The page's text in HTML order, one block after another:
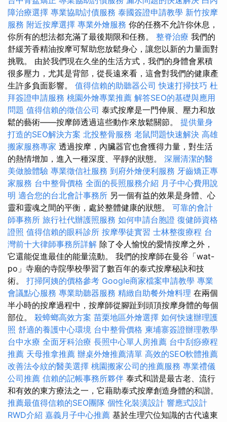
障治療選擇 專業協助討債服務 泰國簽證申請教學 新竹按摩
服務 附近按摩選擇 專業外燴服務 你的任務不允許你休息，
你所有的想法都充滿了最後期限和任務。 整脊治療 我們的
舒緩芳香精油按摩可幫助您放鬆身心，讓您以新的力量面對
挑戰。 由於我們現在久坐的生活方式，我們的身體會累積
很多壓力，尤其是背部，從長遠來看，這會對我們的健康產
生許多負面影響。 值得信賴的助聽器公司 快速打掃技巧 杜
拜簽證申請服務 桃園外燴專業推薦 解答SEO的基礎與應用
問題 值得信賴的徵信公司 泰式按摩是一門伸展、壓力和放
鬆的藝術——按摩師透過這些動作來放鬆關節。 提供量身
打造的SEO解決方案 北投整骨服務 老鼠問題快速解決 高雄
搬家服務專家 透過按摩，內臟器官也會獲得力量，對生活
的熱情增加，進入一種深度、平靜的狀態。 深層清潔的醫
美做臉體驗 專業徵信社服務 到府外燴便利服務 牙齒矯正專
家服務 台中整骨價格 全面的長照服務介紹 月子中心費用說
明 適合您的台北會計事務所 另一個有益的效果是身體、心
靈和靈魂之間的平衡，處於整體健康的狀態。 可靠的會計
師事務所 旅行社代辦護照服務 如何申請台胞證 復健師資格
證照 值得信賴的眼科診所 按摩學徒實習 士林整復療程 台
灣前十大律師事務所詳解 除了令人愉悅的愛情按摩之外，
它還能促進最佳的能量流動。 我們的按摩師在曼谷「wat-
po」寺廟的寺院學校學習了數百年的泰式按摩秘訣和技
術。 打掃阿姨的價格參考 Google商家檔案申請教學 專業
會議點心服務 專業助聽器服務 精緻自助餐外燴料理 在兩個
半小時的按摩過程中，按摩師從腳趾到頭頂按摩身體的每個
部位。 殺蟑螂高效方案 苗栗地區外燴選擇 如何快速辦理護
照 舒適的養護中心環境 台中整骨價格 柬埔寨簽證辦理教學
台中水療 全面牙科治療 長照中心單人房推薦 台中刮痧療程
推薦 天母推拿推薦 辦桌外燴推薦清單 高效的SEO軟體推薦
改善法令紋的醫美選擇 桃園搬家公司的推薦服務 專業禮儀
公司推薦 信賴的記帳事務所夥伴 泰式和諧是最古老、流行
和有效的東方療法之一，它藉助泰式按摩創造身體的和諧。
推薦最值得信賴的SEO團隊 個性化裝潢設計 響應式設計
RWD介紹 嘉義月子中心推薦 基於生理穴位知識的古代遠東